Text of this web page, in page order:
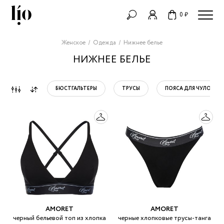
0 ₽
Женское Одежда Нижнее белье
НИЖНЕЕ БЕЛЬЕ
БЮСТГАЛЬТЕРЫ ТРУСЫ ПОЯСА ДЛЯ ЧУЛОК
AMORET
черный бельевой топ из хлопка
AMORET
черные хлопковые трусы-танга